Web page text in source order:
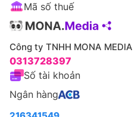
Mã số thuế
Công ty TNHH MONA MEDIA
0313728397
Số tài khoản
Ngân hàng